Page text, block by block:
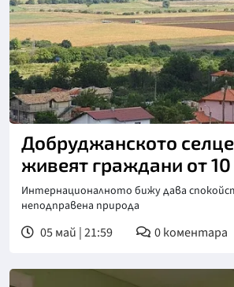
Добруджанското
живеят граждани от
Интернационалното бижу дава
неподправена природа
05 май | 21:59 0коментара